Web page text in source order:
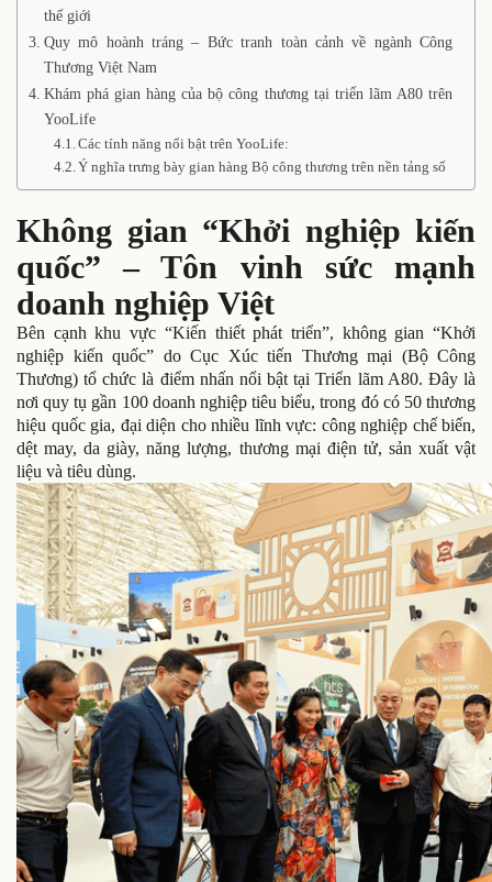
thế giới
Quy mô hoành tráng – Bức tranh toàn cảnh về ngành Công
Thương Việt Nam
Khám phá gian hàng của bộ công thương tại triển lãm A80 trên
YooLife
Các tính năng nổi bật trên YooLife:
Ý nghĩa trưng bày gian hàng Bộ công thương trên nền tảng số
Không gian “Khởi nghiệp kiến
quốc” – Tôn vinh sức mạnh
doanh nghiệp Việt
Bên cạnh khu vực “Kiến thiết phát triển”, không gian “Khởi
nghiệp kiến quốc” do Cục Xúc tiến Thương mại (Bộ Công
Thương) tổ chức là điểm nhấn nổi bật tại Triển lãm A80. Đây là
nơi quy tụ gần 100 doanh nghiệp tiêu biểu, trong đó có 50 thương
hiệu quốc gia, đại diện cho nhiều lĩnh vực: công nghiệp chế biến,
dệt may, da giày, năng lượng, thương mại điện tử, sản xuất vật
liệu và tiêu dùng.